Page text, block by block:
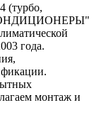
(турбо,
года.
монтаж и